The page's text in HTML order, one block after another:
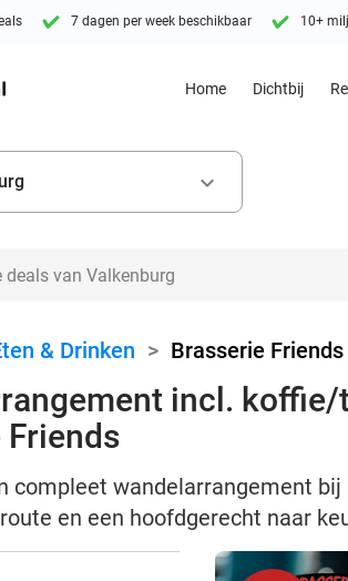
7 dagen per week beschikbaar 10+
Home Dichtbij
keyboard_arrow_down
& Drinken > Brasserie
incl.
Friends
compleet wandelarrangement
en een hoofdgerecht naar